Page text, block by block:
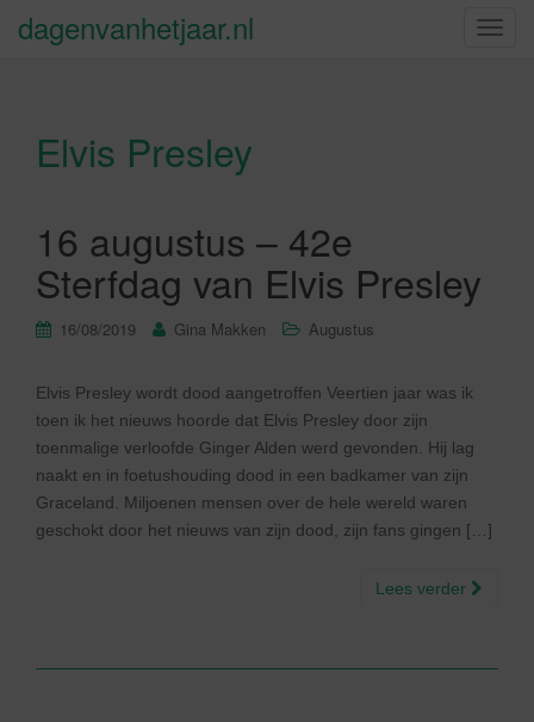
S
dagenvanhetjaar.nl
Elvis Presley
16 augustus – 42e
Sterfdag van Elvis Presley
16/08/2019 Gina Makken Augustus
Elvis Presley wordt dood aangetroffen Veertien jaar was ik
toen ik het nieuws hoorde dat Elvis Presley door zijn
toenmalige verloofde Ginger Alden werd gevonden. Hij lag
naakt en in foetushouding dood in een badkamer van zijn
Graceland. Miljoenen mensen over de hele wereld waren
geschokt door het nieuws van zijn dood, zijn fans gingen […]
Lees verder